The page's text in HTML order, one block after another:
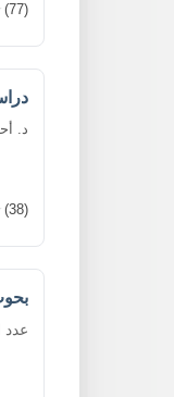
(77)
د.
(38)
عدد